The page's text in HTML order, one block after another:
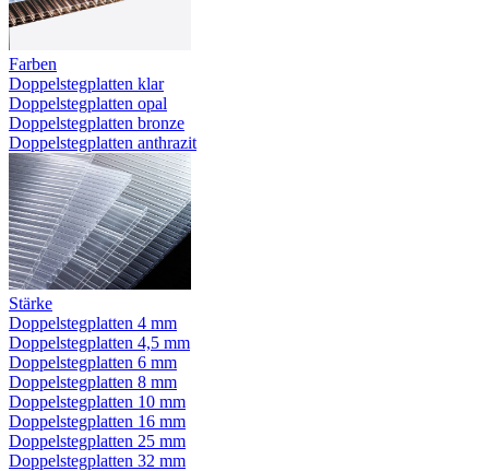
Farben
Doppelstegplatten klar
Doppelstegplatten opal
Doppelstegplatten bronze
Doppelstegplatten anthrazit
Stärke
Doppelstegplatten 4 mm
Doppelstegplatten 4,5 mm
Doppelstegplatten 6 mm
Doppelstegplatten 8 mm
Doppelstegplatten 10 mm
Doppelstegplatten 16 mm
Doppelstegplatten 25 mm
Doppelstegplatten 32 mm